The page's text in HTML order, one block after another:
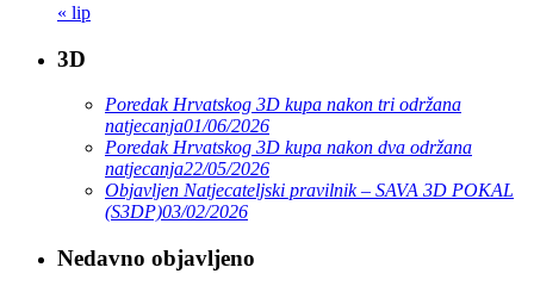
« lip
3D
Poredak Hrvatskog 3D kupa nakon tri održana
natjecanja01/06/2026
Poredak Hrvatskog 3D kupa nakon dva održana
natjecanja22/05/2026
Objavljen Natjecateljski pravilnik – SAVA 3D POKAL
(S3DP)03/02/2026
Nedavno objavljeno